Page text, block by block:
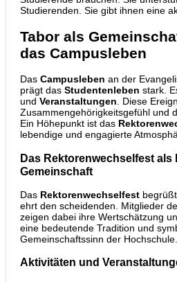
Studierenden. Sie gibt ihnen eine
Tabor als
das Campusleben
Das Campusleben an der
prägt das Studentenleben stark.
und Veranstaltungen. Diese
Zusammengehörigkeitsgefühl und
Ein Höhepunkt ist das
lebendige und engagierte
Das Rektorenwechselfest als
Gemeinschaft
Das Rektorenwechselfest
ehrt den scheidenden. Mitglieder
zeigen dabei ihre Wertschätzung
eine bedeutende Tradition und
Gemeinschaftssinn der Hochschule.
Aktivitäten und